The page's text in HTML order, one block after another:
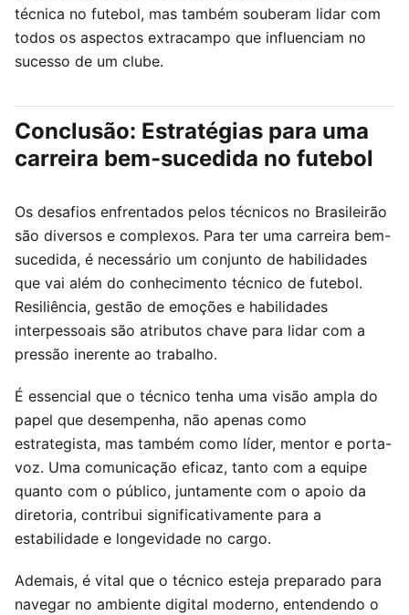
técnica no futebol, mas também souberam lidar com
todos os aspectos extracampo que influenciam no
sucesso de um clube.
Conclusão: Estratégias para uma
carreira bem-sucedida no futebol
Os desafios enfrentados pelos técnicos no Brasileirão
são diversos e complexos. Para ter uma carreira bem-
sucedida, é necessário um conjunto de habilidades
que vai além do conhecimento técnico de futebol.
Resiliência, gestão de emoções e habilidades
interpessoais são atributos chave para lidar com a
pressão inerente ao trabalho.
É essencial que o técnico tenha uma visão ampla do
papel que desempenha, não apenas como
estrategista, mas também como líder, mentor e porta-
voz. Uma comunicação eficaz, tanto com a equipe
quanto com o público, juntamente com o apoio da
diretoria, contribui significativamente para a
estabilidade e longevidade no cargo.
Ademais, é vital que o técnico esteja preparado para
navegar no ambiente digital moderno, entendendo o